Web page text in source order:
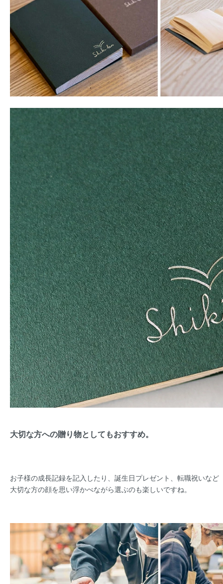
大切な方への贈り物としてもおすすめ。
お子様の成長記録を記入したり、誕生日プレゼント、転職祝いなど
大切な方の顔を思い浮かべながら選ぶのも楽しいですね。